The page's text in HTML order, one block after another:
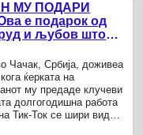
МУ ПОДАРИ
е подарок од
и љубов што
Чачак, Србија, доживеа
ќерката на
му предаде клучеви
долгогодишна работа
Тик-Ток се шири видео
изненадува